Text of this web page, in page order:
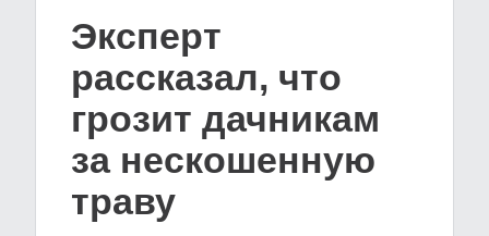
Эксперт
рассказал, что
грозит дачникам
за нескошенную
траву